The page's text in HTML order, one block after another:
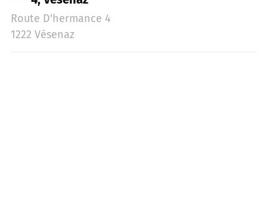
Route D'hermance 4
1222 Vésenaz